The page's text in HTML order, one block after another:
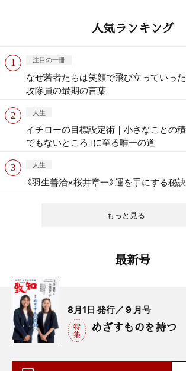
人気ランキング
もっと見る
注目の一冊
なぜ若者たちは笑顔で飛び立ってい
攻隊員の最期の言葉
人生
イチローの目標設定術｜小さなことの
でもないところ」に至る唯一の道
人生
《羽生善治×桜井章一》運を手にする秘訣
最新号
8月1日 発行／ 9 月号
めざすものを持つ